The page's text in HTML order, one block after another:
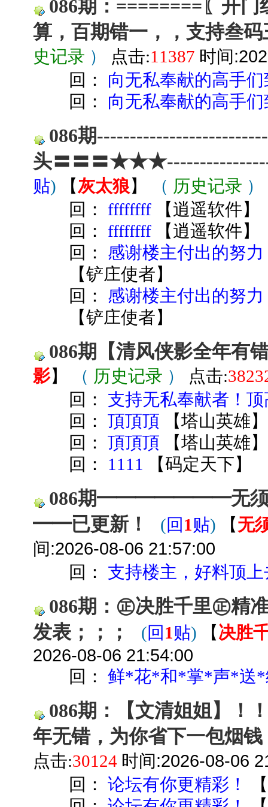
086期：========〖开
算，百期错一，，支持叁
史记录 ） 点击:11387 时间
回： 向无私奉献的高手
回： 向无私奉献的高手
086期
头〓〓〓
贴) 【灰太狼】 （ 历史记录 ）
回： ffffffff 【逍遥软件】
回： ffffffff 【逍遥软件】
回： 感谢楼主付出的努
【铲庄使者】
回： 感谢楼主付出的努
【铲庄使者】
086期【清风侠影全年有
影】 （ 历史记录 ） 点击:
回： 支持无私奉献者！
回：頂頂頂 【塔山英雄】
回：頂頂頂 【塔山英雄】
回： 1111 【码定天下】
086期━━━━━━━无须
━━已更新！
(回 1贴) 【无
间:2026-08-06 21:57:00
回： 支持楼主，好料顶
086期：㊣决胜千里㊣精
发表；；；
(回 1贴) 【决胜
2026-08-06 21:54:00
回：鲜*花*和*掌*声*送
086期：【文清姐姐】！
年无错，为你省下一包烟钱
点击:30124 时间:2026-08-06
回：论坛有你更精彩！
【